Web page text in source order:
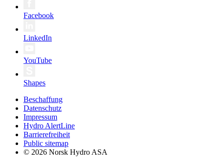
Facebook
LinkedIn
YouTube
Shapes
Beschaffung
Datenschutz
Impressum
Hydro AlertLine
Barrierefreiheit
Public sitemap
© 2026 Norsk Hydro ASA